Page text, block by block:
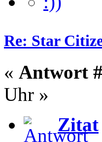
Re: Star
« Antwort
Uhr »
Zitat